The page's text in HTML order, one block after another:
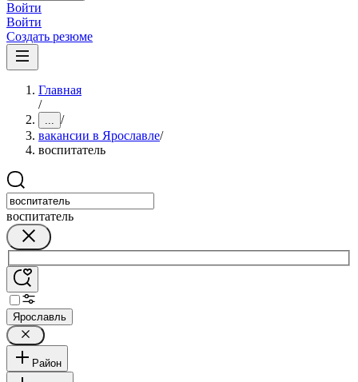
Войти
Войти
Создать резюме
Главная
/
... /
вакансии в Ярославле/
воспитатель
воспитатель
Ярославль
Район